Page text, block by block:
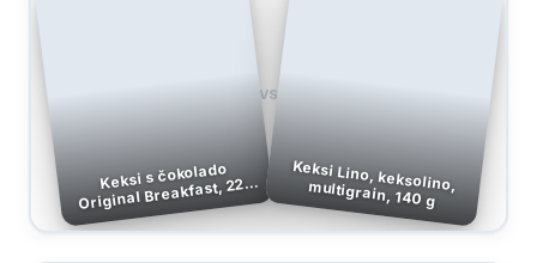
Keksi s čokolado
Original Breakfast, 225
g, Belvita
VS
Keksi Lino, keksolino, multigrain, 140 g